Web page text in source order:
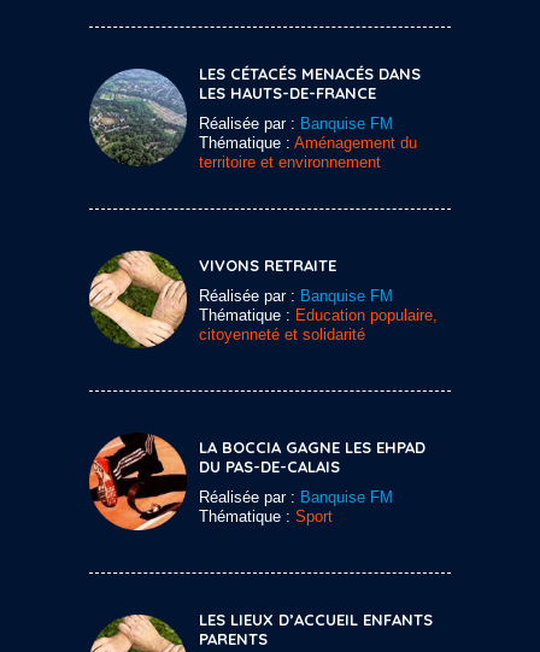
LES CÉTACÉS MENACÉS DANS
LES HAUTS-DE-FRANCE
Réalisée par : Banquise FM
Thématique : Aménagement du
territoire et environnement
VIVONS RETRAITE
Réalisée par : Banquise FM
Thématique : Education populaire,
citoyenneté et solidarité
LA BOCCIA GAGNE LES EHPAD
DU PAS-DE-CALAIS
Réalisée par : Banquise FM
Thématique : Sport
LES LIEUX D’ACCUEIL ENFANTS
PARENTS